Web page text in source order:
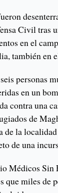
Civil tras
en el
también en
personas
en un
contra una
de
de la
de una
Médicos Sin
que miles de